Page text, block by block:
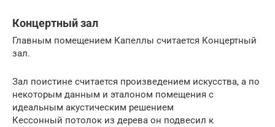
Концертный зал
Главным помещением Капеллы считается Концертный
зал.
Зал поистине считается произведением искусства, а по
некоторым данным и эталоном помещения с
идеальным акустическим решением
Кессонный потолок из дерева он подвесил к